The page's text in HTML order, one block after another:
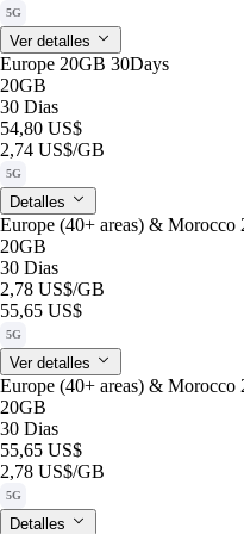
5G
Ver detalles
Europe 20GB 30Days
20GB
30 Dias
54,80 US$
2,74 US$/GB
5G
Detalles
Europe (40+ areas) & Morocco
20GB
30 Dias
2,78 US$/GB
55,65 US$
5G
Ver detalles
Europe (40+ areas) & Morocco
20GB
30 Dias
55,65 US$
2,78 US$/GB
5G
Detalles